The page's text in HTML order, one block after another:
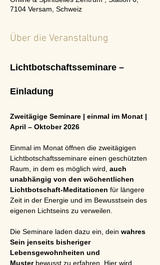
7104 Versam, Schweiz
Über die Veranstaltung
Lichtbotschaftsseminare –
Einladung
Zweitägige Seminare | einmal im Monat |
April – Oktober 2026
Einmal im Monat öffnen die zweitägigen
Lichtbotschaftsseminare einen geschützten
Raum, in dem es möglich wird, auch
unabhängig von den wöchentlichen
Lichtbotschaft-Meditationen für längere
Zeit in der Energie und im Bewusstsein des
eigenen Lichtseins zu verweilen.
Die Seminare laden dazu ein, dein wahres
Sein jenseits bisheriger
Lebensgewohnheiten und
Muster bewusst zu erfahren. Hier wird